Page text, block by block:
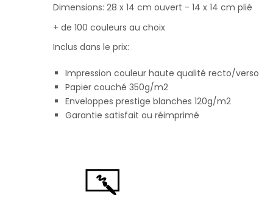
Dimensions: 28 x 14 cm ouvert - 14 x 14 cm plié
+ de 100 couleurs au choix
Inclus dans le prix:
Impression couleur haute qualité recto/verso
Papier couché 350g/m2
Enveloppes prestige blanches 120g/m2
Garantie satisfait ou réimprimé